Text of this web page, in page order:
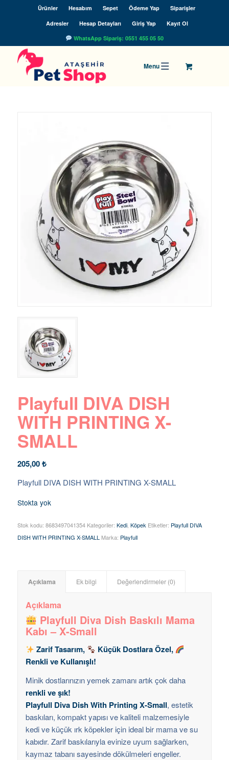
Ürünler Hesabım Sepet Ödeme Yap
Siparişler
Adresler
Hesap Detayları Giriş Yap
Kayıt Ol
WhatsApp Sipariş: 0551 455 05 50
Playfull DIVA DISH
WITH PRINTING X-
SMALL
205,00₺
Playfull DIVA DISH WITH PRINTING X-SMALL
Stokta yok
Stok kodu: 8683497041354 Kategoriler: Kedi, Köpek Etiketler: Playfull DIVA
DISH WITH PRINTING X-SMALL Marka: Playfull
Açıklama Ek bilgi Değerlendirmeler (0)
Açıklama
Playfull Diva Dish Baskılı Mama
Kabı – X-Small
Zarif Tasarım,
Küçük Dostlara Özel,
Renkli ve Kullanışlı!
Minik dostlarınızın yemek zamanı artık çok daha
renkli ve şık!
Playfull Diva Dish With Printing X-Small, estetik
baskıları, kompakt yapısı ve kaliteli malzemesiyle
kedi ve küçük ırk köpekler için ideal bir mama ve su
kabıdır. Zarif baskılarıyla evinize uyum sağlarken,
kaymaz tabanı sayesinde dökülmeleri engeller.